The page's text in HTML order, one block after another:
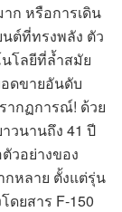
ก หรือการเดิน
ต์ที่ทรงพลัง ตัว
โลยีที่ล้ำสมัย
อดขายอันดับ
ากฏการณ์! ด้วย
วนานถึง 41 ปี
วอย่างของ
กหลาย ตั้งแต่รุ่น
ดยสาร F-150